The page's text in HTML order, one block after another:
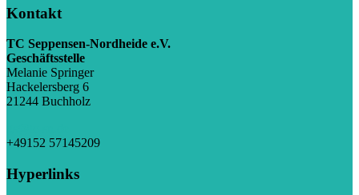
Kontakt
TC Seppensen-Nordheide e.V.
Geschäftsstelle
Melanie Springer
Hackelersberg 6
21244 Buchholz
+49152 57145209
Hyperlinks